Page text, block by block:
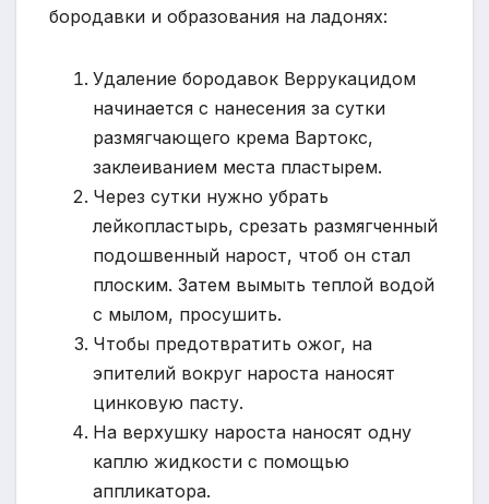
бородавки и образования на ладонях:
Удаление бородавок Веррукацидом
начинается с нанесения за сутки
размягчающего крема Вартокс,
заклеиванием места пластырем.
Через сутки нужно убрать
лейкопластырь, срезать размягченный
подошвенный нарост, чтоб он стал
плоским. Затем вымыть теплой водой
с мылом, просушить.
Чтобы предотвратить ожог, на
эпителий вокруг нароста наносят
цинковую пасту.
На верхушку нароста наносят одну
каплю жидкости с помощью
аппликатора.